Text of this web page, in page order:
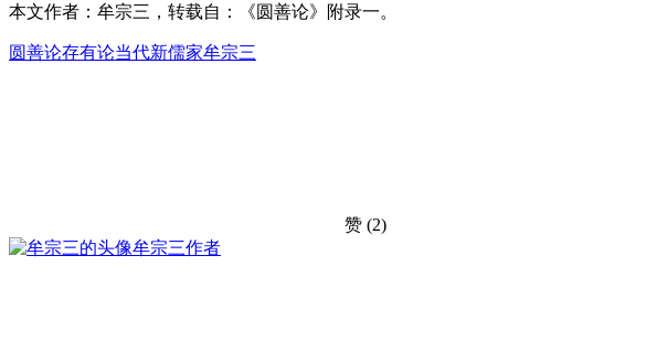
本文作者：牟宗三，转载自：《圆善论》附录一。
圆善论存有论当代新儒家牟宗三
赞 (2)
牟宗三作者